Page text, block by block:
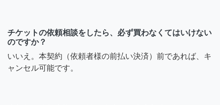
チケットの依頼相談をしたら、必ず買わなくてはいけない
のですか？
いいえ。本契約（依頼者様の前払い決済）前であれば、キ
ャンセル可能です。